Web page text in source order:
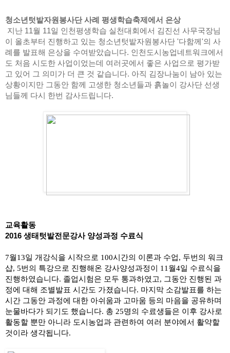
청소년텃밭자원봉사단 사례 평생학습축제에서 은상
지난 11월 11일 인천평생학습 실천대회에서 김진선 사무국장님
이 올초부터 진행하고 있는 청소년텃밭자원봉사단 '다함께'의 사
례를 발표해 은상을 수여받았습니다. 인천도시농업네트워크에서
도 처음 시도한 사업이었는데 여러곳에서 좋은 사업으로 평가받
고 있어 그 의미가 더 큰 것 같습니다. 아직 김장나눔이 남아 있는
상황이지만 그동안 함께 고생한 청소년들과 흙놀이 강사단 선생
님들께 다시 한번 감사드립니다.
교육활동
2016 생태텃밭전문강사 양성과정 수료식
7월13일 개강식을 시작으로 100시간의 이론과 수업, 두번의 워크
샵, 5번의 특강으로 진행해온 강사양성과정이 11월4일 수료식을
진행하였습니다. 졸업시험은 모두 통과하였고, 그동안 진행된 과
정에 대해 조별발표 시간도 가졌습니다. 마지막 소감발표를 하는
시간 그동안 과정에 대한 아쉬움과 고마움 등의 마음을 공유하며
눈물바다가 되기도 했습니다. 총 25명의 수료생들은 이후 강사로
활동할 뿐만 아니라 도시농업과 관련하여 여러 분야에서 활약할
것이라 생각됩니다.